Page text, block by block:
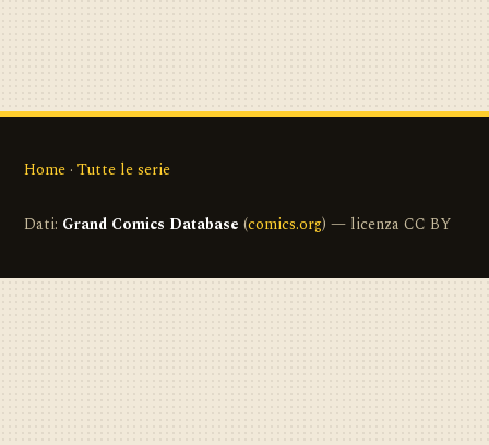
Home · Tutte le serie
Dati: Grand Comics Database (comics.org) — licenza CC BY